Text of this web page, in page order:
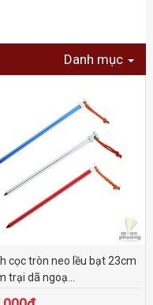
Danh mục
cọc tròn neo lều bạt 23cm
trại dã ngoạ...